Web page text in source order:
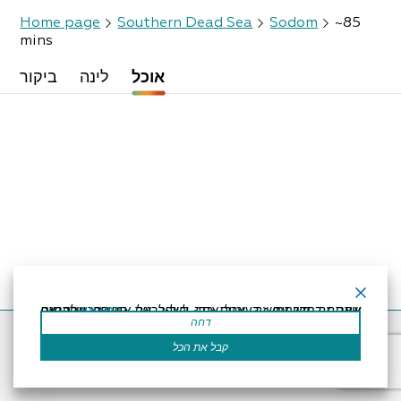
Home page Southern Dead Sea Sodom
~85
mins
ביקור לינה אוכל
Accessibility Statement Regulation Powered by
אתר זה משתמש בעוגיות כדי לשפר את החוויה שלך.נניח שאתה בסדר עם זה, אבל אתה יכול לבטל את הסכמתך אם תרצה. קרא עוד
דחה
קבל את הכל